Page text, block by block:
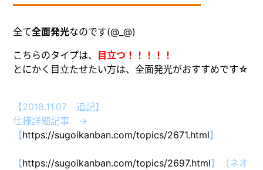
全て全面発光なのです(@_@)
こちらのタイプは、
目立つ！！！！！
とにかく目立たせたい方は、全面発光がおすすめです☆
【2018.11.07 追記】
仕様詳細記事 →
【https://sugoikanban.com/topics/2671.html】
【https://sugoikanban.com/topics/2697.html】（ネオ